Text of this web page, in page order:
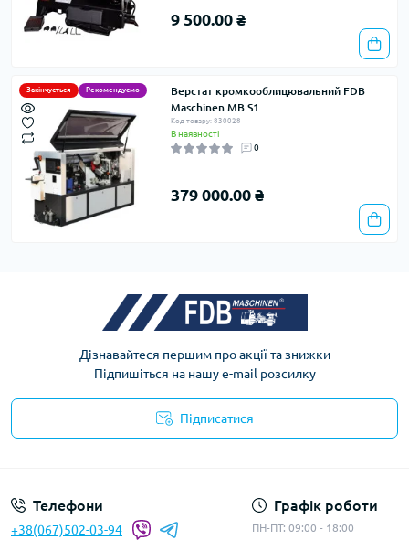
9 500.00 ₴
Закінчується Рекомендуємо
Верстат кромкооблицювальний FDB
Maschinen MB S1
Код товару: 830028
В наявності
0
379 000.00 ₴
Дізнавайтеся першим про акції та знижки
Підпишіться на нашу e-mail розсилку
Підписатися
Телефони
+38(067)502-03-94
Графік роботи
ПН-ПТ: 09:00 - 18:00